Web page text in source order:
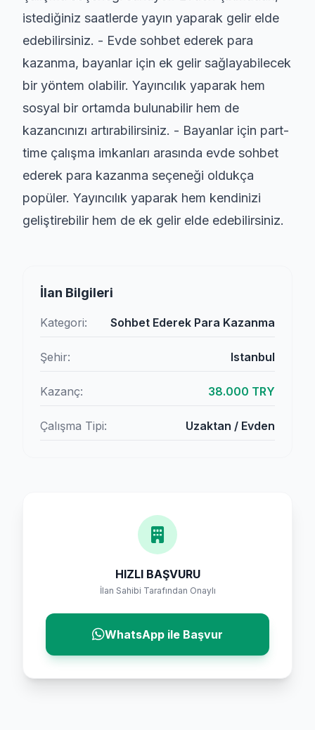
istediğiniz saatlerde yayın yaparak gelir elde
edebilirsiniz. - Evde sohbet ederek para
kazanma, bayanlar için ek gelir sağlayabilecek
bir yöntem olabilir. Yayıncılık yaparak hem
sosyal bir ortamda bulunabilir hem de
kazancınızı artırabilirsiniz. - Bayanlar için part-
time çalışma imkanları arasında evde sohbet
ederek para kazanma seçeneği oldukça
popüler. Yayıncılık yaparak hem kendinizi
geliştirebilir hem de ek gelir elde edebilirsiniz.
İlan Bilgileri
Kategori: Sohbet Ederek Para Kazanma
Şehir: Istanbul
Kazanç: 38.000 TRY
Çalışma Tipi: Uzaktan / Evden
HIZLI BAŞVURU
İlan Sahibi Tarafından Onaylı
WhatsApp ile Başvur